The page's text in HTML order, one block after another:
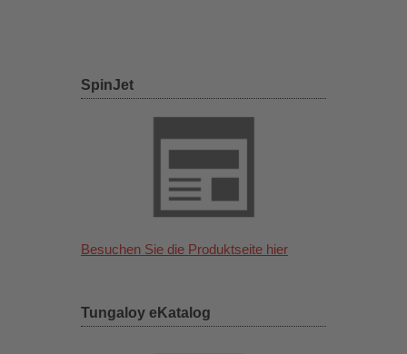
SpinJet
Besuchen Sie die Produktseite hier
Tungaloy eKatalog